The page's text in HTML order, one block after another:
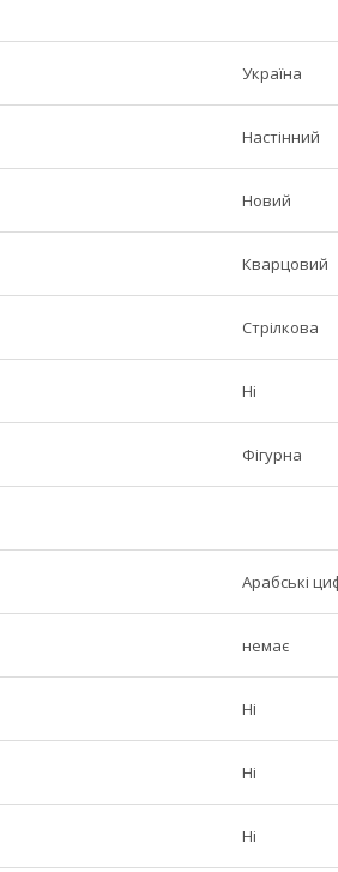
Україна
Настінний
Новий
Кварцовий
Стрілкова
Ні
Фігурна
Арабські
немає
Ні
Ні
Ні